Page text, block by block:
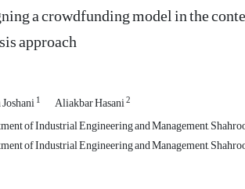
a crowdfunding model in the
approach
1 Aliakbar Hasani2
of Industrial Engineering and Management,
of Industrial Engineering and Management,